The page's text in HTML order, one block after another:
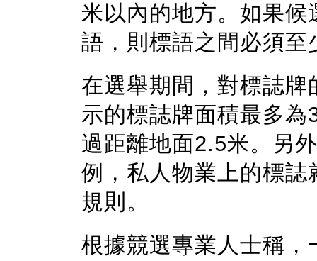
米以內的地方。如果
語，則標語之間必須至
在選舉期間，對標誌
示的標誌牌面積最多
過距離地面2.5米。另
例，私人物業上的標
規則。
根據競選專業人士稱